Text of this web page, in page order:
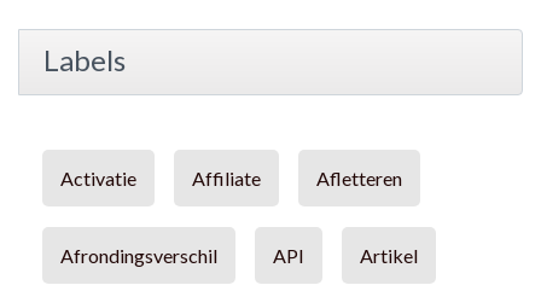
Labels
Activatie Affiliate Afletteren
Afrondingsverschil API Artikel